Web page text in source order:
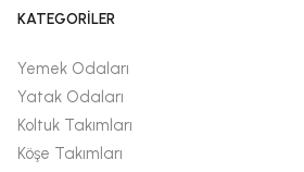
KATEGORİLER
Yemek Odaları
Yatak Odaları
Koltuk Takımları
Köşe Takımları